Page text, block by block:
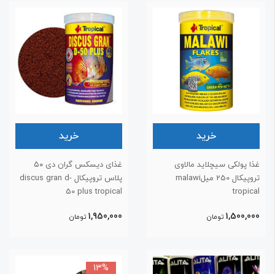
خرید
پولکی سیچلاید مالاوی
تروپیکال 250 میلmalawi
تومان
خرید
غذای دیسکس گران دی ۵۰
پلاس تروپیکال discus gran d-
50 plus tropical
1,950,000 تومان